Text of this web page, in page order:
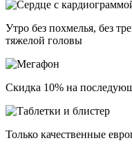
Утро без похмелья, без
тяжелой головы
Скидка 10% на
Только качественные